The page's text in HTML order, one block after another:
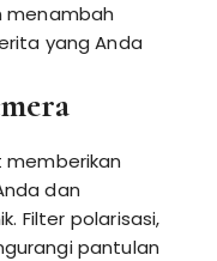
menambah
yang Anda
dan
Filter polarisasi,
pantulan